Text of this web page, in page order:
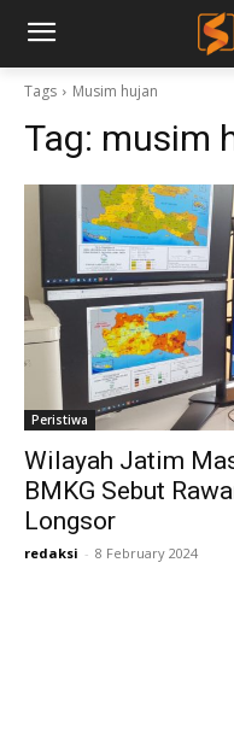
Tags Musim hujan
Tag: musim
Peristiwa
Wilayah Jatim
BMKG Sebut
Longsor
redaksi - 8 February 2024